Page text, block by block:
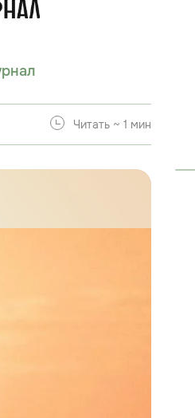
Читать ~ 1 мин